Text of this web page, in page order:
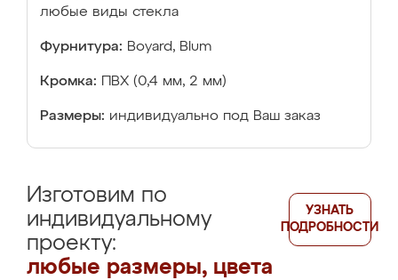
любые виды стекла
Фурнитура: Boyard, Blum
Кромка: ПВХ (0,4 мм, 2 мм)
Размеры: индивидуально под Ваш заказ
Изготовим по
индивидуальному
проекту:
любые размеры, цвета
УЗНАТЬ
ПОДРОБНОСТИ